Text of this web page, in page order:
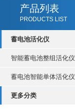
产品列表
PRODUCTS LIST
蓄电池活化仪
智能蓄电池整组活化仪
蓄电池智能单体活化仪
更多分类